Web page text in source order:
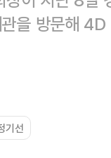
을 방문해
기선